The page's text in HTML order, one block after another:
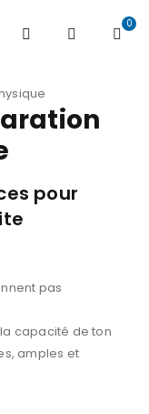
0
pour
pas
la capacité de ton
amples et